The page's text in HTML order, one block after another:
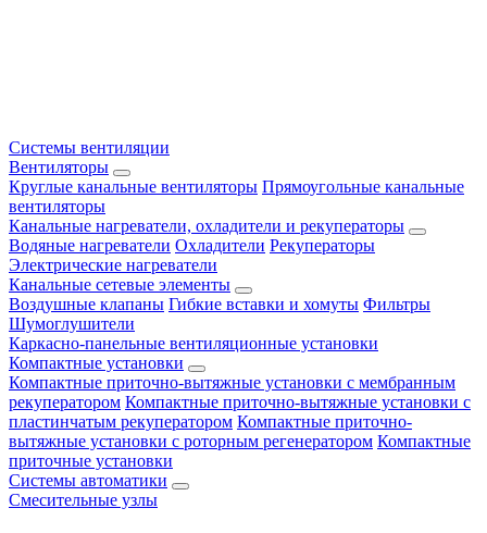
Системы вентиляции
Вентиляторы
Круглые канальные вентиляторы Прямоугольные канальные
вентиляторы
Канальные нагреватели, охладители и рекуператоры
Водяные нагреватели Охладители Рекуператоры
Электрические нагреватели
Канальные сетевые элементы
Воздушные клапаны Гибкие вставки и хомуты Фильтры
Шумоглушители
Каркасно-панельные вентиляционные установки
Компактные установки
Компактные приточно-вытяжные установки с мембранным
рекуператором Компактные приточно-вытяжные установки с
пластинчатым рекуператором Компактные приточно-
вытяжные установки с роторным регенератором Компактные
приточные установки
Системы автоматики
Смесительные узлы